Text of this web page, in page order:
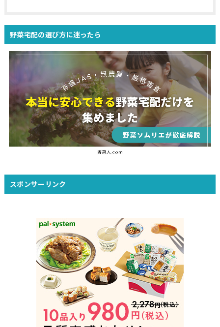
野菜宅配の選び方に迷ったら
スポンサーリンク